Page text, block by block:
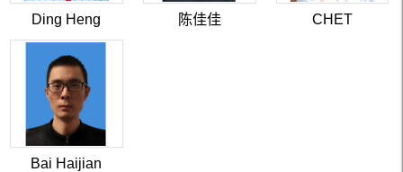
Ding Heng 陈佳佳 CHET
Bai Haijian